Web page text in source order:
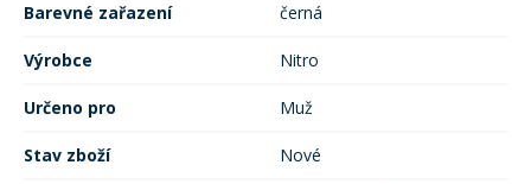
Barevné zařazení černá
Výrobce Nitro
Určeno pro Muž
Stav zboží Nové